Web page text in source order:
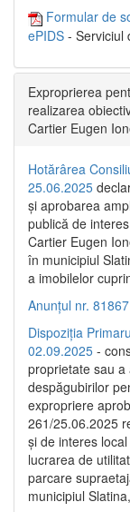
Formular de
ePIDS - Serviciul
Exproprierea
realizarea
Cartier Eugen
Hotărârea
25.06.2025
și aprobarea
publică de
Cartier Eugen
în municipiul
a imobilelor
Anunțul nr.
Dispoziția
02.09.2025 -
proprietate sau
despăgubirilor
expropriere
261/25.06.2025
și de interes
lucrarea de
parcare
municipiul